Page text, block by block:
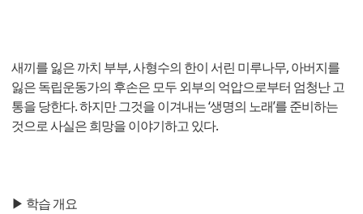
새끼를 잃은 까치 부부, 사형수의 한이 서린 미루나무, 아버지를
잃은 독립운동가의 후손은 모두 외부의 억압으로부터 엄청난 고
통을 당한다. 하지만 그것을 이겨내는 ‘생명의 노래’를 준비하는
것으로 사실은 희망을 이야기하고 있다.
▶ 학습 개요